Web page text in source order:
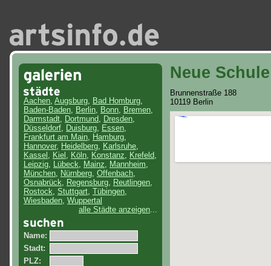
Aachen, Augsburg, Bad Homburg,
Baden-Baden, Berlin, Bonn, Bremen,
Darmstadt, Dortmund, Dresden,
Düsseldorf, Duisburg, Essen,
Frankfurt am Main, Hamburg,
Hannover, Heidelberg, Karlsruhe,
Kassel , Kiel , Köln, Konstanz, Krefeld,
Leipzig, Lübeck, Mainz, Mannheim,
München, Nürnberg, Offenbach,
Osnabrück, Regensburg, Reutlingen,
Rostock, Stuttgart, Tübingen,
Wiesbaden, Wuppertal
alle Städte anzeigen...
Name:
Stadt:
PLZ:
Neue
Brunnenstraße 188
10119 Berlin